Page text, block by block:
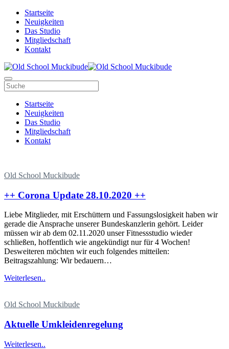
Zum
Inhalt
springen
Startseite
Neuigkeiten
Das Studio
Mitgliedschaft
Kontakt
Navigation
umschalten
Startseite
Neuigkeiten
Das Studio
Mitgliedschaft
Kontakt
Old School Muckibude
++ Corona Update 28.10.2020 ++
Liebe Mitglieder, mit Erschüttern und Fassungslosigkeit haben wir
gerade die Ansprache unserer Bundeskanzlerin gehört. Leider
müssen wir ab dem 02.11.2020 unser Fitnessstudio wieder
schließen, hoffentlich wie angekündigt nur für 4 Wochen!
Desweiteren möchten wir euch folgendes mitteilen:
Beitragszahlung: Wir bedauern…
Weiterlesen..
Old School Muckibude
Aktuelle Umkleidenregelung
Weiterlesen..